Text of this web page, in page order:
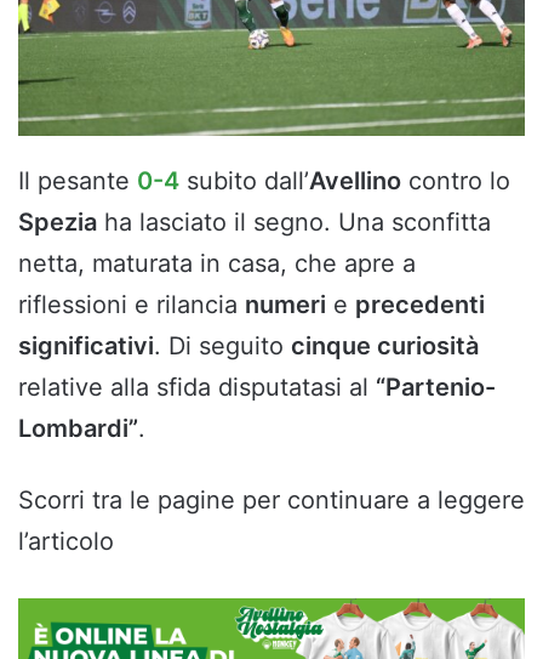
Il pesante 0-4 subito dall’Avellino contro lo
Spezia ha lasciato il segno. Una sconfitta
netta, maturata in casa, che apre a
riflessioni e rilancia numeri e precedenti
significativi. Di seguito cinque curiosità
relative alla sfida disputatasi al “Partenio-
Lombardi”.
Scorri tra le pagine per continuare a leggere
l’articolo